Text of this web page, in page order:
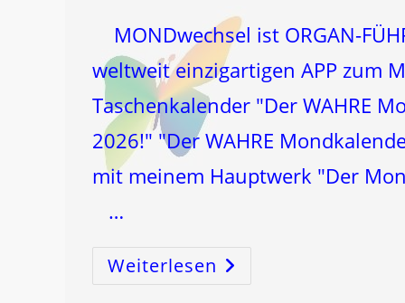
MONDwechsel ist ORGAN-
weltweit einzigartigen APP zum
Taschenkalender "Der WAHRE
2026!" "Der WAHRE
mit meinem Hauptwerk "Der
…
Weiterlesen MONDwechsel
Ist
ORGAN